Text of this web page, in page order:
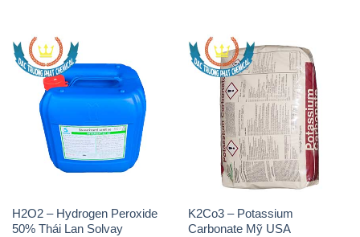
H2O2 – Hydrogen Peroxide
50% Thái Lan Solvay
K2Co3 – Potassium
Carbonate Mỹ USA